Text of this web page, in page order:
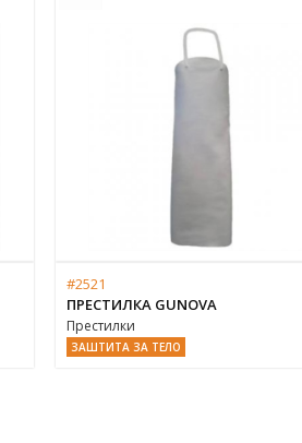
#2521
ПРЕСТИЛКА GUNOVA
Престилки
ЗАШТИТА ЗА ТЕЛО